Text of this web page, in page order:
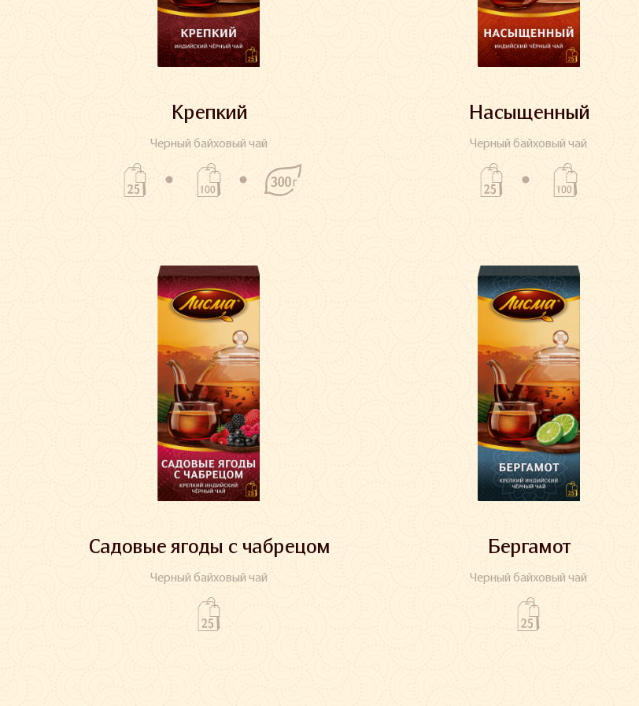
Крепкий
Черный байховый чай
Насыщенный
Черный байховый чай
Садовые ягоды с чабрецом
Черный байховый чай
Бергамот
Черный байховый чай